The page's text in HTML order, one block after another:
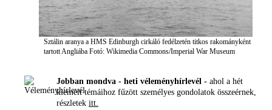
Sztálin aranya a HMS Edinburgh cirkáló fedélzetén titkos rakományként
tartott Angliába Fotó: Wikimedia Commons/Imperial War Museum
Jobban mondva - heti véleményhírlevél - ahol a hét
kiemelt témáihoz fűzött személyes gondolatok összeérnek,
részletek itt.